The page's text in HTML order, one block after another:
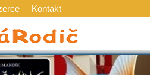
Kontakt